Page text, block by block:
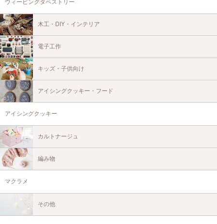
ウィービングタペストリー
木工・DIY・インテリア
電子工作
キッズ・子供向け
アイシングクッキー・フード
アイシングクッキー
カルトナージュ
編み物
マクラメ
その他